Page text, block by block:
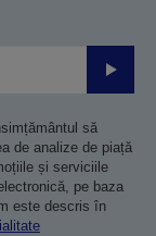
să
de analize de piață
și serviciile
pe baza
este descris în